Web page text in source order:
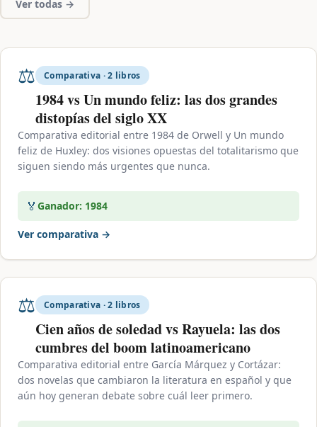
Ver todas →
⚖️ Comparativa · 2 libros
1984 vs Un mundo feliz: las dos grandes
distopías del siglo XX
Comparativa editorial entre 1984 de Orwell y Un mundo
feliz de Huxley: dos visiones opuestas del totalitarismo que
siguen siendo más urgentes que nunca.
🏅 Ganador: 1984
Ver comparativa →
⚖️ Comparativa · 2 libros
Cien años de soledad vs Rayuela: las dos
cumbres del boom latinoamericano
Comparativa editorial entre García Márquez y Cortázar:
dos novelas que cambiaron la literatura en español y que
aún hoy generan debate sobre cuál leer primero.